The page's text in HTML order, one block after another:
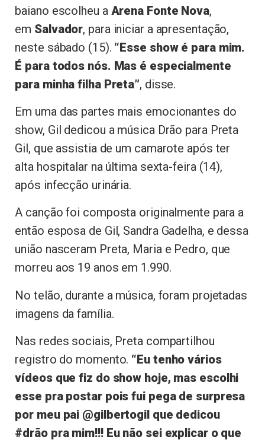
baiano escolheu a Arena Fonte Nova,
em Salvador, para iniciar a apresentação,
neste sábado (15). “Esse show é para mim.
É para todos nós. Mas é especialmente
para minha filha Preta”, disse.
Em uma das partes mais emocionantes do
show, Gil dedicou a música Drão para Preta
Gil, que assistia de um camarote após ter
alta hospitalar na última sexta-feira (14),
após infecção urinária.
A canção foi composta originalmente para a
então esposa de Gil, Sandra Gadelha, e dessa
união nasceram Preta, Maria e Pedro, que
morreu aos 19 anos em 1.990.
No telão, durante a música, foram projetadas
imagens da família.
Nas redes sociais, Preta compartilhou
registro do momento. “Eu tenho vários
vídeos que fiz do show hoje, mas escolhi
esse pra postar pois fui pega de surpresa
por meu pai @gilbertogil que dedicou
#drão pra mim!!! Eu não sei explicar o que